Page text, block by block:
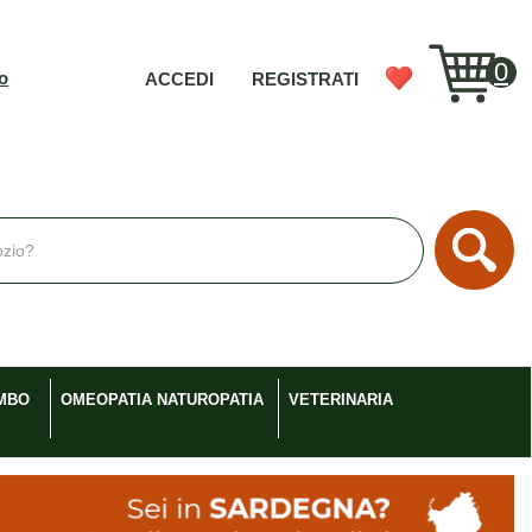
ACCEDI REGISTRATI 0
OMEOPATIA NATUROPATIA VETERINARIA